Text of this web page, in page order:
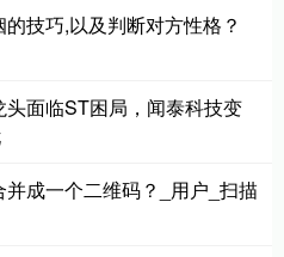
技巧,以及判断对方性格？
面临ST困局，闻泰科技变
成一个二维码？_用户_扫描